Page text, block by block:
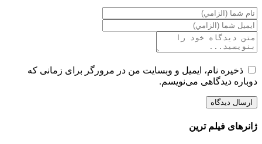
ذخیره نام، ایمیل و وبسایت من در مرورگر برای زمانی که
دوباره دیدگاهی می‌نویسم.
ژانرهای فیلم ترین